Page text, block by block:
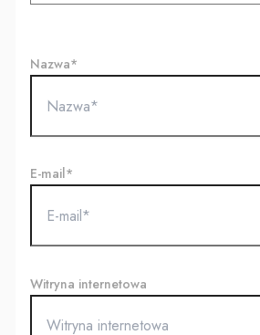
Nazwa*
E-mail*
Witryna internetowa